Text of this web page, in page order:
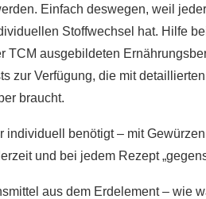
Einfach deswegen, weil
Stoffwechsel hat. Hilfe
TCM ausgebildeten
zur Verfügung, die mit
braucht.
individuell benötigt – mit
und bei jedem Rezept
aus dem Erdelement – wie